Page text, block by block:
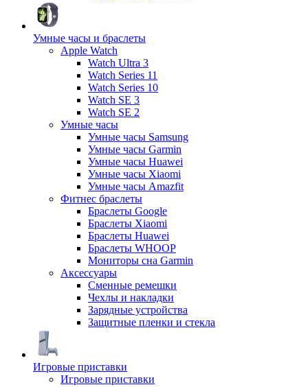
Умные часы и браслеты
Apple Watch
Watch Ultra 3
Watch Series 11
Watch Series 10
Watch SE 3
Watch SE 2
Умные часы
Умные часы Samsung
Умные часы Garmin
Умные часы Huawei
Умные часы Xiaomi
Умные часы Amazfit
Фитнес браслеты
Браслеты Google
Браслеты Xiaomi
Браслеты Huawei
Браслеты WHOOP
Мониторы сна Garmin
Аксессуары
Сменные ремешки
Чехлы и накладки
Зарядные устройства
Защитные пленки и стекла
Игровые приставки
Игровые приставки